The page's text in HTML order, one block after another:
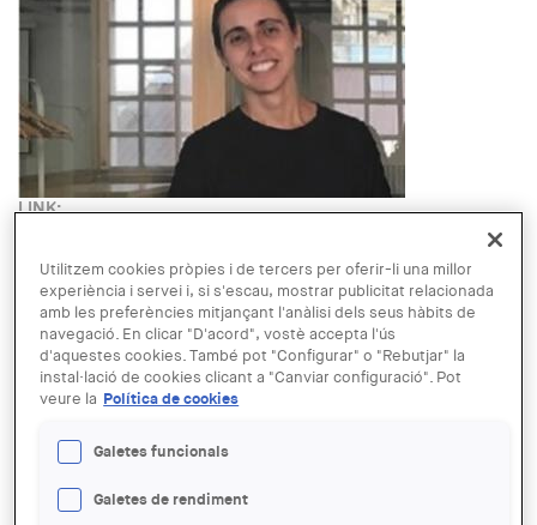
LINK:
https://www.manresa.cat/cosmograf/menu/13662-aprendre-
DATA:
DIVENDRES, 12 NOVEMBRE, 2021 - 19:00
LLOC:
Manresa
GRATUÏTAT:
Free
Read more about Aprendre amb l'espai. Diàlegs entre la infància i
La sala de exposiciones de la Casa Lluvià acoge, en el marco
de la 24ª Fira Mediterrània, la muestra
fotografías de
Utilitzem cookies pròpies i de tercers per oferir-li una millor
experiència i servei i, si s'escau, mostrar publicitat relacionada
amb les preferències mitjançant l'anàlisi dels seus hàbits de
navegació. En clicar "D'acord", vostè accepta l'ús
d'aquestes cookies. També pot "Configurar" o "Rebutjar" la
instal·lació de cookies clicant a "Canviar configuració". Pot
veure la Política de cookies
Galetes funcionals
Galetes de rendiment